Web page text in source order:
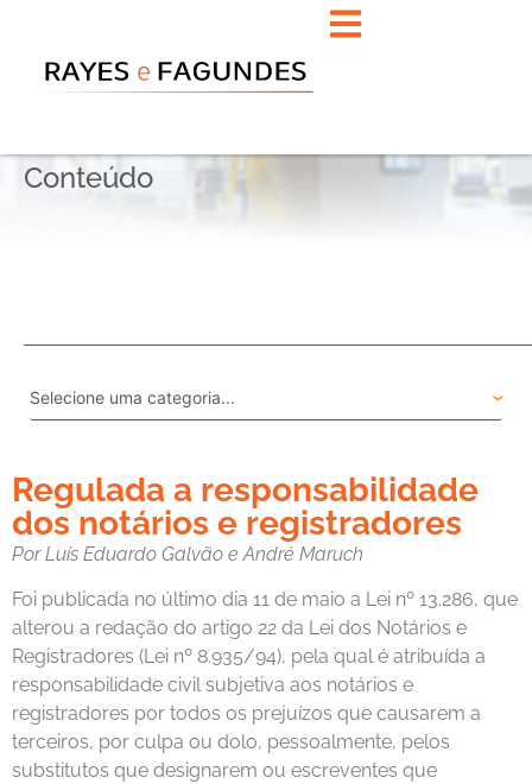
Conteúdo
Regulada a responsabilidade
dos notários e registradores
Por Luís Eduardo Galvão e André Maruch
Foi publicada no último dia 11 de maio a Lei nº 13.286, que
alterou a redação do artigo 22 da Lei dos Notários e
Registradores (Lei nº 8.935/94), pela qual é atribuída a
responsabilidade civil subjetiva aos notários e
registradores por todos os prejuízos que causarem a
terceiros, por culpa ou dolo, pessoalmente, pelos
substitutos que designarem ou escreventes que